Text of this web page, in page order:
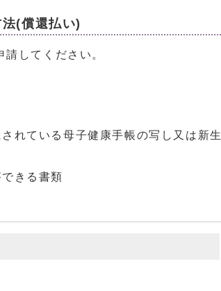
(償還払い)
してください。
れている母子健康手帳の写し又は新生
きる書類